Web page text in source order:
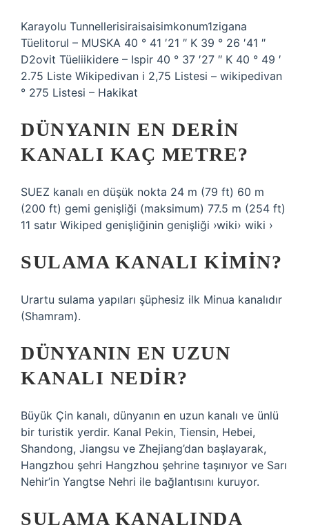
Karayolu Tunnellerisiraisaisimkonum1zigana
Tüelitorul – MUSKA 40 ° 41 ′21 ″ K 39 ° 26 ′41 ″
D2ovit Tüeliikidere – Ispir 40 ° 37 ′27 ″ K 40 ° 49 ′
2.75 Liste Wikipedivan i 2,75 Listesi – wikipedivan
° 275 Listesi – Hakikat
DÜNYANIN EN DERIN
KANALI KAÇ METRE?
SUEZ kanalı en düşük nokta 24 m (79 ft) 60 m
(200 ft) gemi genişliği (maksimum) 77.5 m (254 ft)
11 satır Wikiped genişliğinin genişliği ›wiki› wiki ›
SULAMA KANALI KIMIN?
Urartu sulama yapıları şüphesiz ilk Minua kanalıdır
(Shamram).
DÜNYANIN EN UZUN
KANALI NEDIR?
Büyük Çin kanalı, dünyanın en uzun kanalı ve ünlü
bir turistik yerdir. Kanal Pekin, Tiensin, Hebei,
Shandong, Jiangsu ve Zhejiang’dan başlayarak,
Hangzhou şehri Hangzhou şehrine taşınıyor ve Sarı
Nehir’in Yangtse Nehri ile bağlantısını kuruyor.
SULAMA KANALINDA